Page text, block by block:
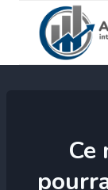
contenu